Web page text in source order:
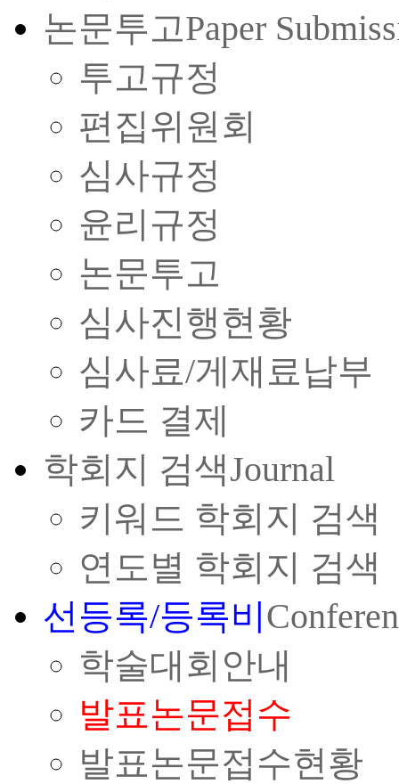
논문투고Paper
투고규정
편집위원회
심사규정
윤리규정
논문투고
심사진행현황
심사료/게재료납부
카드 결제
학회지 검색Journal
키워드 학회지 검색
연도별 학회지 검색
선등록/등록비
학술대회안내
발표논문접수
발표논문접수현황